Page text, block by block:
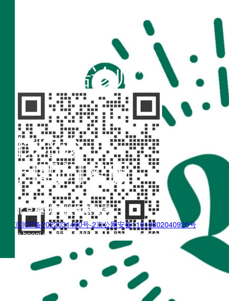
“不疾陪诊师”
找陪诊
扫码问客服
北京樾动科技有限公司
京ICP备2022031490号-2京公网安备11010802040920号
m.boogi.cn 2022~2026 © All Rights Reserved